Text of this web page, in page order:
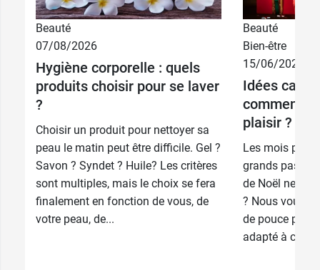
Beauté
07/08/2026
Hygiène corporelle : quels
produits choisir pour se laver
?
Choisir un produit pour nettoyer sa
peau le matin peut être difficile. Gel ?
Savon ? Syndet ? Huile? Les critères
sont multiples, mais le choix se fera
finalement en fonction de vous, de
votre peau, de...
Beauté
Bien-être
15/06/2026
Idées
comment
plaisir ?
Les mois
grands pas…
de Noël ne
? Nous vous
de pouce pour
adapté à